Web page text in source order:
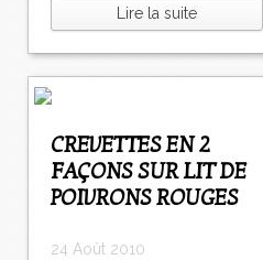
Lire la suite
CREVETTES EN 2
FAÇONS SUR LIT DE
POIVRONS ROUGES
24 Août 2010